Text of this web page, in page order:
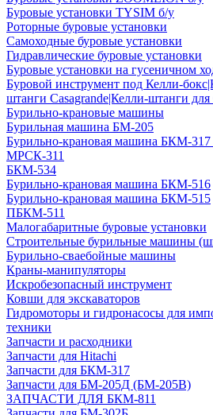
Буровые установки TYSIM б/у
Роторные буровые установки
Самоходные буровые установки
Гидравлические буровые установки
Буровые установки на гусеничном
Буровой инструмент под Келли-
штанги Casagrande|Келли-штанги
Бурильно-крановые машины
Бурильная машина БМ-205
Бурильно-крановая машина БКМ-
МРСК-311
БКМ-534
Бурильно-крановая машина БКМ-516
Бурильно-крановая машина БКМ-515
ПБКМ-511
Малогабаритные буровые установки
Строительные бурильные машины
Бурильно-сваебойные машины
Краны-манипуляторы
Искробезопасный инструмент
Ковши для экскаваторов
Гидромоторы и гидронасосы для
техники
Запчасти и расходники
Запчасти для Hitachi
Запчасти для БКМ-317
Запчасти для БМ-205Д (БМ-205В)
ЗАПЧАСТИ ДЛЯ БКМ-811